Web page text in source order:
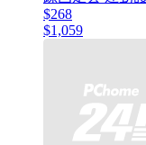
$268
$1,059